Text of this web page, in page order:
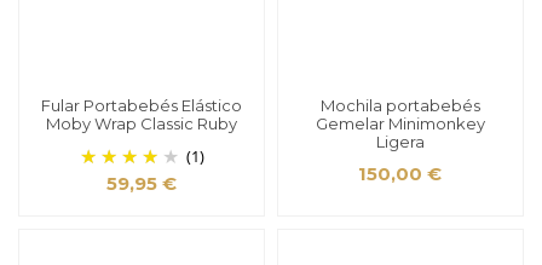
Fular Portabebés Elástico
Moby Wrap Classic Ruby
(1)
59,95 €
Mochila portabebés
Gemelar Minimonkey
Ligera
150,00 €